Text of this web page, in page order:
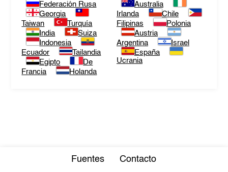
Federación Rusa
Georgia
Taiwan
Turquía
India
Suiza
Indonesia
Ecuador
Tailandia
Egipto
De
Francia
Holanda
Australia
Irlanda
Chile
Filipinas
Polonia
Austria
Argentina
Israel
España
Ucrania
Fuentes Contacto